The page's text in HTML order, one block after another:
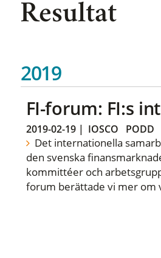
Resultat
2019
FI-forum: FI:s
2019-02-19| IOSCO PODD
Det internationella
den svenska
kommittéer och
forum berättade vi mer om